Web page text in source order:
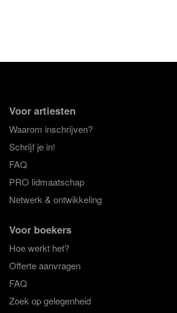
Voor artiesten
Waarom inschrijven?
Schrijf je in!
FAQ
PRO lidmaatschap
Netwerk & ontwikkeling
Voor boekers
Hoe werkt het?
Offerte aanvragen
FAQ
Zoek op gelegenheid